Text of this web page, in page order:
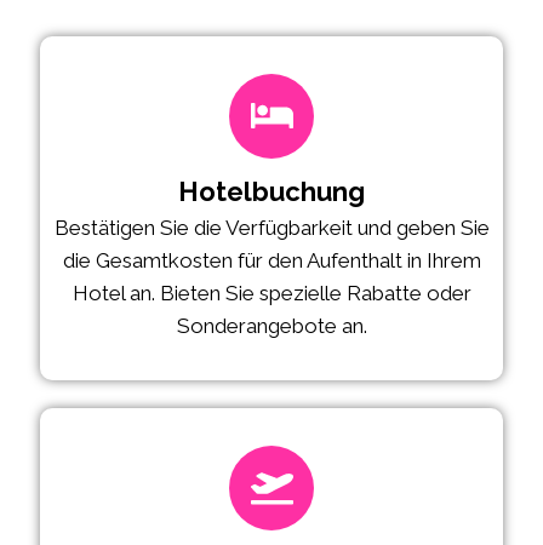
Hotelbuchung
Bestätigen Sie die Verfügbarkeit und geben Sie
die Gesamtkosten für den Aufenthalt in Ihrem
Hotel an. Bieten Sie spezielle Rabatte oder
Sonderangebote an.